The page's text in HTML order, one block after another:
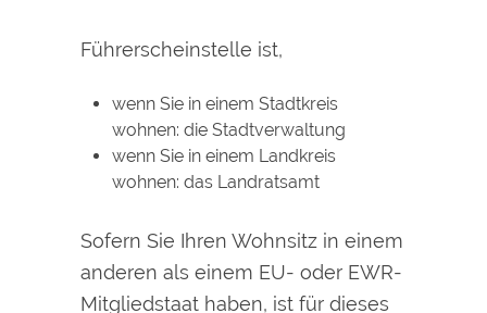
Führerscheinstelle ist,
wenn Sie in einem Stadtkreis
wohnen: die Stadtverwaltung
wenn Sie in einem Landkreis
wohnen: das Landratsamt
Sofern Sie Ihren Wohnsitz in einem
anderen als einem EU- oder EWR-
Mitgliedstaat haben, ist für dieses